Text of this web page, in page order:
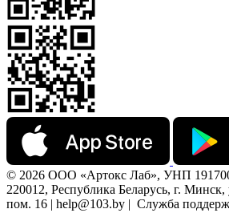
© 2026 ООО «Артокс Лаб», УНП
220012, Республика Беларусь, г.
пом. 16 | help@103.by | Служба